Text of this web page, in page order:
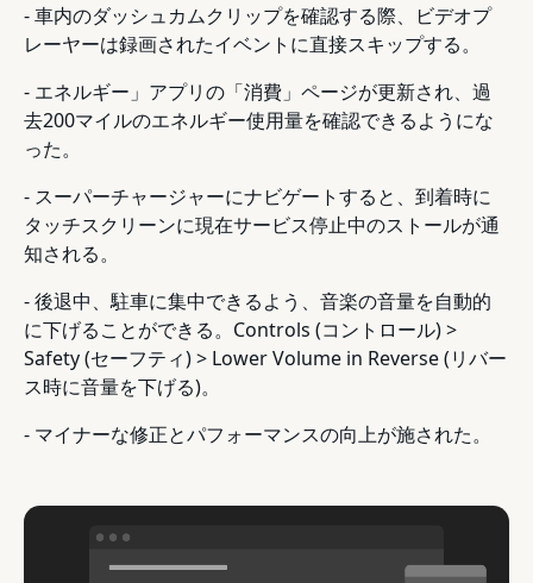
- 車内のダッシュカムクリップを確認する際、ビデオプ
レーヤーは録画されたイベントに直接スキップする。
- エネルギー」アプリの「消費」ページが更新され、過
去200マイルのエネルギー使用量を確認できるようにな
った。
- スーパーチャージャーにナビゲートすると、到着時に
タッチスクリーンに現在サービス停止中のストールが通
知される。
- 後退中、駐車に集中できるよう、音楽の音量を自動的
に下げることができる。Controls (コントロール) >
Safety (セーフティ) > Lower Volume in Reverse (リバー
ス時に音量を下げる)。
- マイナーな修正とパフォーマンスの向上が施された。